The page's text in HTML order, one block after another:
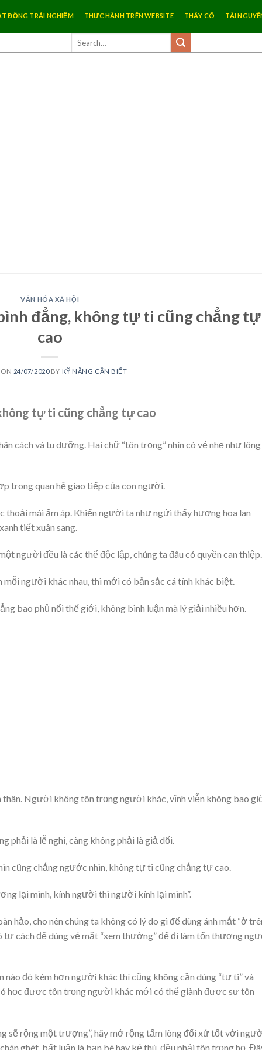
ĐỘNG TRẢI NGHIỆM THỰC HÀNH TRÊN WEBSITE THẦY CÔ TÀI
VĂN HÓA XÃ HỘI
đẳng, không tự ti cũng chẳng tự
cao
ON 24/07/2020BY KỸ NĂNG CẦN BIẾT
tự ti cũng chẳng tự cao
cách và tu dưỡng. Hai chữ “tôn trọng” nhìn có vẻ nhẹ như lông
trong quan hệ giao tiếp của con người.
thoải mái ấm áp. Khiến người ta như ngửi thấy hương hoa lan
tiết xuân sang.
người đều là các thể độc lập, chúng ta đâu có quyền can thiệp.
người khác nhau, thì mới có bản sắc cá tính khác biệt.
bao phủ nổi thế giới, không bình luận mà lý giải nhiều hơn.
Người không tôn trọng người khác, vĩnh viễn không bao
phải là lễ nghi, càng không phải là giả dối.
cũng chẳng ngước nhìn, không tự ti cũng chẳng tự cao.
lại mình, kính người thì người kính lại mình”.
hảo, cho nên chúng ta không có lý do gì để dùng ánh mắt “ở
tư cách để dùng vẻ mặt “xem thường” để đi làm tổn thương
đó kém hơn người khác thì cũng không cần dùng “tự ti” và
học được tôn trọng người khác mới có thể giành được sự tôn
sẽ rộng một trượng”, hãy mở rộng tấm lòng đối xử tốt với
ghét, bất luận là bạn bè hay kẻ thù, đều phải tôn trọng họ.